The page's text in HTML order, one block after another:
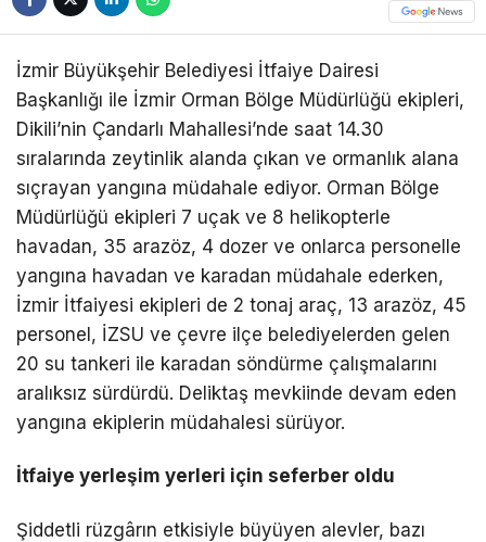
İzmir Büyükşehir Belediyesi İtfaiye Dairesi
Başkanlığı ile İzmir Orman Bölge Müdürlüğü ekipleri,
Dikili’nin Çandarlı Mahallesi’nde saat 14.30
sıralarında zeytinlik alanda çıkan ve ormanlık alana
sıçrayan yangına müdahale ediyor. Orman Bölge
Müdürlüğü ekipleri 7 uçak ve 8 helikopterle
havadan, 35 arazöz, 4 dozer ve onlarca personelle
yangına havadan ve karadan müdahale ederken,
İzmir İtfaiyesi ekipleri de 2 tonaj araç, 13 arazöz, 45
personel, İZSU ve çevre ilçe belediyelerden gelen
20 su tankeri ile karadan söndürme çalışmalarını
aralıksız sürdürdü. Deliktaş mevkiinde devam eden
yangına ekiplerin müdahalesi sürüyor.
İtfaiye yerleşim yerleri için seferber oldu
Şiddetli rüzgârın etkisiyle büyüyen alevler, bazı